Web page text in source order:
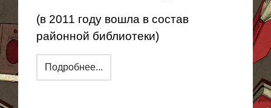
(в 2011 году вошла в состав
районной библиотеки)
Подробнее...